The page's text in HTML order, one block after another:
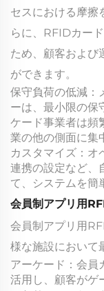
セスにおける摩擦
らに、RFIDカー
ため、顧客および
ができます。
保守負荷の低減：
ーは、最小限の保
ケード事業者は頻
業の他の側面に集
カスタマイズ：オ
連携の設定など、
て、システムを簡
会員制アプリ用
会員制アプリ用
様な施設において
アーケード：会員
活用し、顧客がゲ